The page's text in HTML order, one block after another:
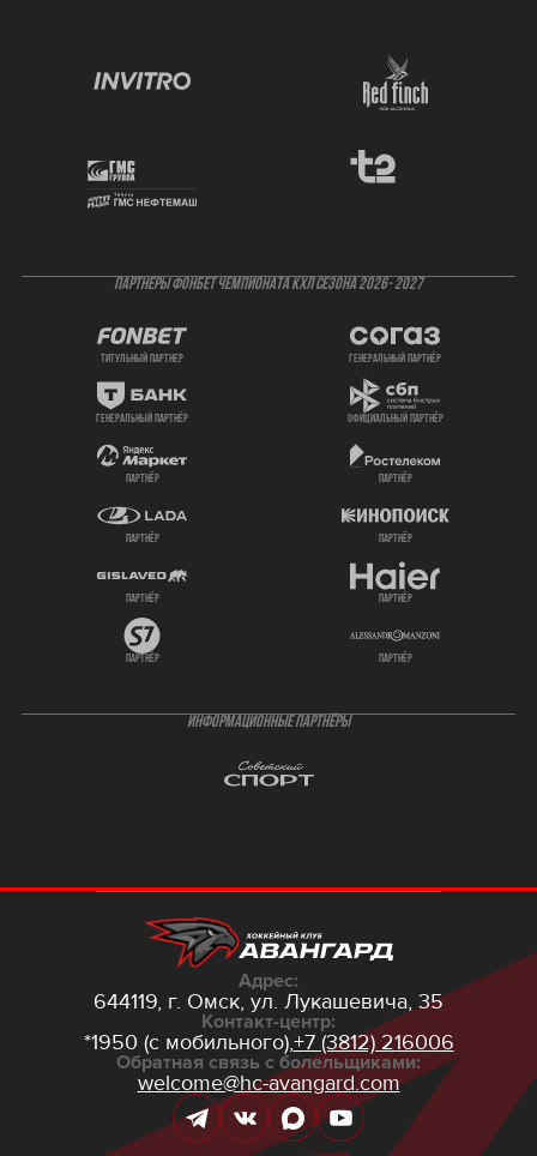
ПАРТНЕРЫ ФОНБЕТ ЧЕМПИОНАТА КХЛ СЕЗОНА 2026- 2027
титульный партнер генеральный партнёр
генеральный партнёр официальный партнёр
партнёр партнёр
партнёр партнёр
партнёр партнёр
партнёр партнёр
ИНФОРМАЦИОННЫЕ ПАРТНЁРЫ
Адрес:
644119, г. Омск, ул. Лукашевича, 35
Контакт-центр:
*1950 (с мобильного),+7 (3812) 216006
Обратная связь с болельщиками:
welcome@hc-avangard.com